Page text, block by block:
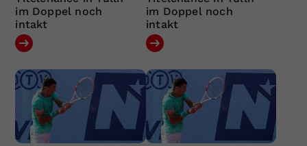
im Doppel noch
intakt
im Doppel noch
intakt